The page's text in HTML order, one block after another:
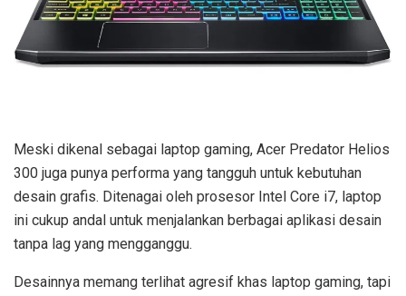
Meski dikenal sebagai laptop gaming, Acer Predator Helios
300 juga punya performa yang tangguh untuk kebutuhan
desain grafis. Ditenagai oleh prosesor Intel Core i7, laptop
ini cukup andal untuk menjalankan berbagai aplikasi desain
tanpa lag yang mengganggu.
Desainnya memang terlihat agresif khas laptop gaming, tapi